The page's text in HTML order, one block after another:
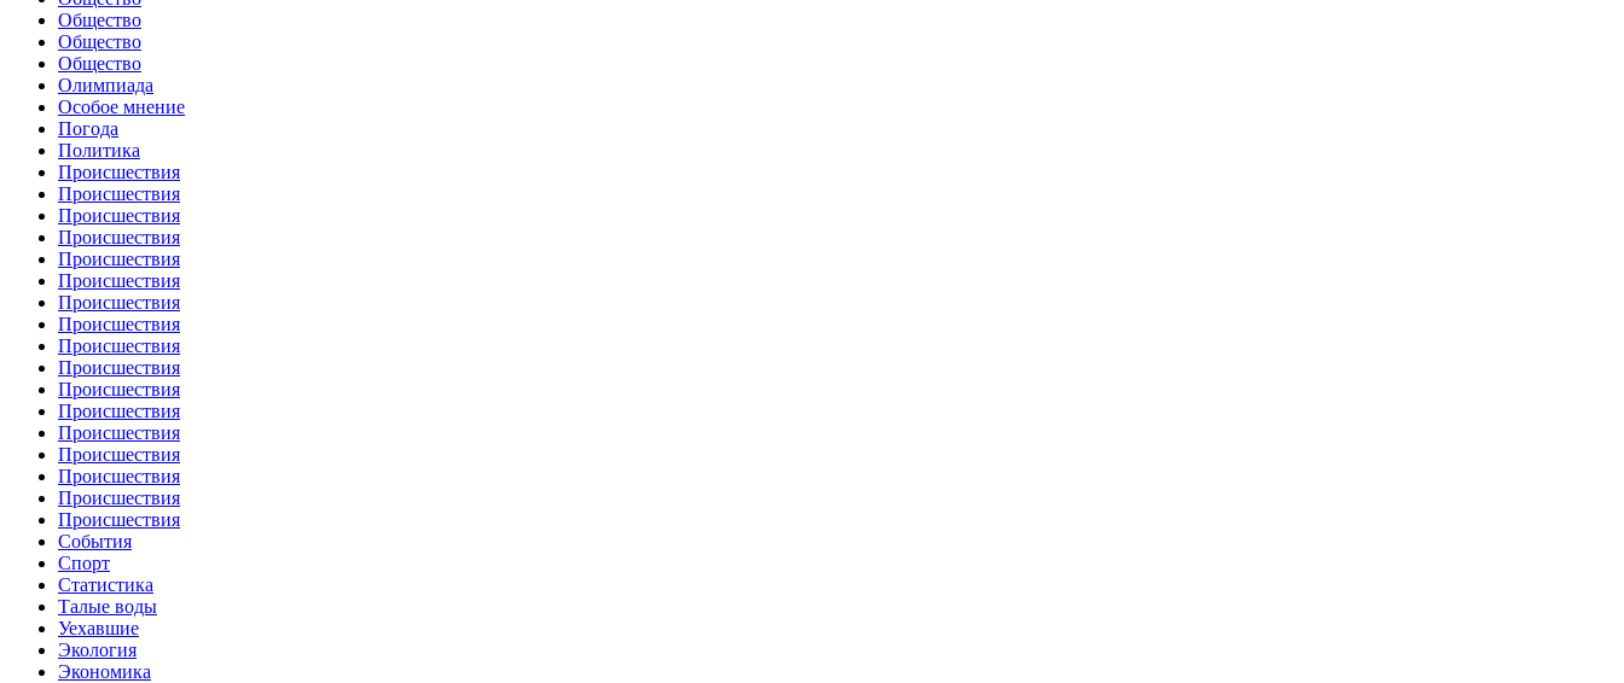
Общество
Общество
Общество
Олимпиада
Особое мнение
Погода
Политика
Происшествия
Происшествия
Происшествия
Происшествия
Происшествия
Происшествия
Происшествия
Происшествия
Происшествия
Происшествия
Происшествия
Происшествия
Происшествия
Происшествия
Происшествия
Происшествия
Происшествия
События
Спорт
Статистика
Талые воды
Уехавшие
Экология
Экономика